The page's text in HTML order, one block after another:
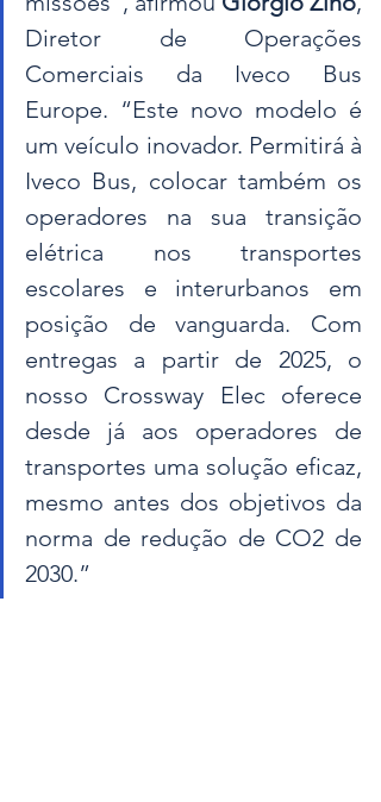
Diretor de Operações
Comerciais da Iveco Bus
Europe. “Este novo modelo é
um veículo inovador. Permitirá à
Iveco Bus, colocar também os
operadores na sua transição
elétrica nos transportes
escolares e interurbanos em
posição de vanguarda. Com
entregas a partir de 2025, o
nosso Crossway Elec oferece
desde já aos operadores de
transportes uma solução eficaz,
mesmo antes dos objetivos da
norma de redução de CO2 de
2030.”